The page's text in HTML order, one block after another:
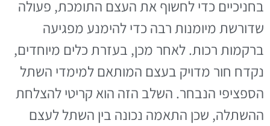
בחניכיים כדי לחשוף את העצם התומכת, פעולה
שדורשת מיומנות רבה כדי להימנע מפגיעה
ברקמות רכות. לאחר מכן, בעזרת כלים מיוחדים,
נקדח חור מדויק בעצם המותאם למימדי השתל
הספציפי הנבחר. השלב הזה הוא קריטי להצלחת
ההשתלה, שכן התאמה נכונה בין השתל לעצם